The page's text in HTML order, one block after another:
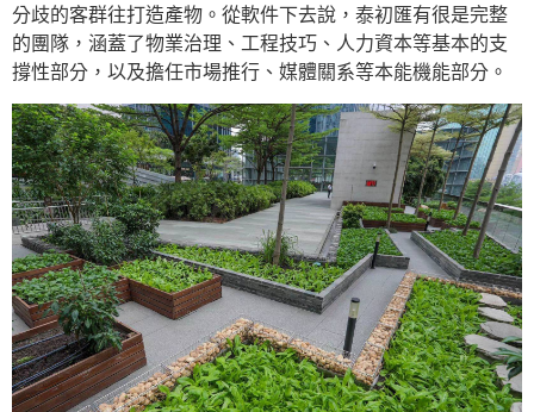
分歧的客群往打造產物。從軟件下去說，泰初匯有很是完整
的團隊，涵蓋了物業治理、工程技巧、人力資本等基本的支
撐性部分，以及擔任市場推行、媒體關系等本能機能部分。